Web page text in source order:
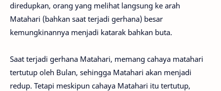
diredupkan, orang yang melihat langsung ke arah
Matahari (bahkan saat terjadi gerhana) besar
kemungkinannya menjadi katarak bahkan buta.
Saat terjadi gerhana Matahari, memang cahaya matahari
tertutup oleh Bulan, sehingga Matahari akan menjadi
redup. Tetapi meskipun cahaya Matahari itu tertutup,